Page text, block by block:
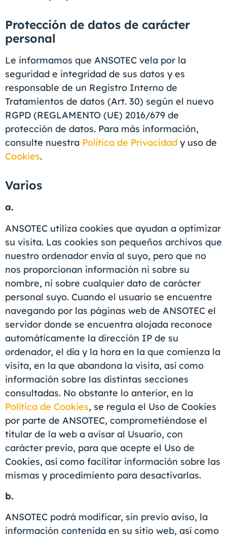
Protección de datos de carácter
personal
Le informamos que ANSOTEC vela por la
seguridad e integridad de sus datos y es
responsable de un Registro Interno de
Tratamientos de datos (Art. 30) según el nuevo
RGPD (REGLAMENTO (UE) 2016/679 de
protección de datos. Para más información,
consulte nuestra Política de Privacidad y uso de
Cookies.
Varios
a.
ANSOTEC utiliza cookies que ayudan a optimizar
su visita. Las cookies son pequeños archivos que
nuestro ordenador envía al suyo, pero que no
nos proporcionan información ni sobre su
nombre, ni sobre cualquier dato de carácter
personal suyo. Cuando el usuario se encuentre
navegando por las páginas web de ANSOTEC el
servidor donde se encuentra alojada reconoce
automáticamente la dirección IP de su
ordenador, el día y la hora en la que comienza la
visita, en la que abandona la visita, así como
información sobre las distintas secciones
consultadas. No obstante lo anterior, en la
Política de Cookies, se regula el Uso de Cookies
por parte de ANSOTEC, comprometiéndose el
titular de la web a avisar al Usuario, con
carácter previo, para que acepte el Uso de
Cookies, así como facilitar información sobre las
mismas y procedimiento para desactivarlas.
b.
ANSOTEC podrá modificar, sin previo aviso, la
información contenida en su sitio web, así como